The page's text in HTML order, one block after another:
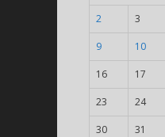
2 3
9 10
16 17
23 24
30 31